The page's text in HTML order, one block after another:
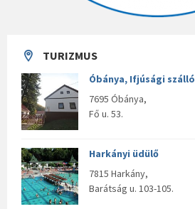
TURIZMUS
Óbánya, Ifjúsági szálló
7695 Óbánya,
Fő u. 53.
Harkányi üdülő
7815 Harkány,
Barátság u. 103-105.